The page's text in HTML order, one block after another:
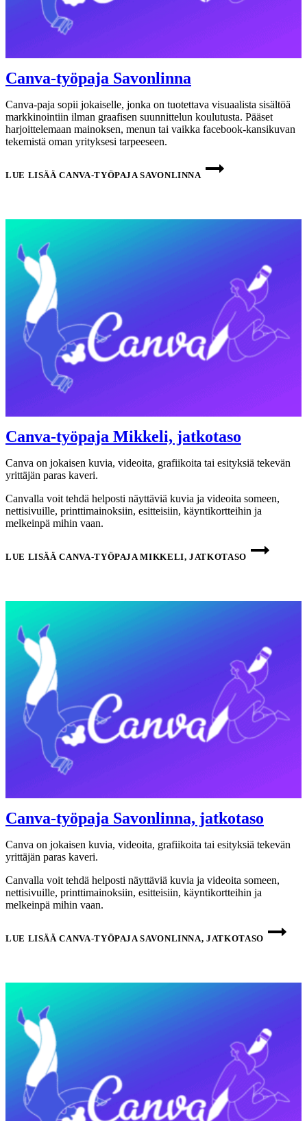
Canva-työpaja Savonlinna
Canva-paja sopii jokaiselle, jonka on tuotettava visuaalista sisältöä
markkinointiin ilman graafisen suunnittelun koulutusta. Pääset
harjoittelemaan mainoksen, menun tai vaikka facebook-kansikuvan
tekemistä oman yrityksesi tarpeeseen.
LUE LISÄÄCANVA-TYÖPAJA SAVONLINNA
Canva-työpaja Mikkeli, jatkotaso
Canva on jokaisen kuvia, videoita, grafiikoita tai esityksiä tekevän
yrittäjän paras kaveri.
Canvalla voit tehdä helposti näyttäviä kuvia ja videoita someen,
nettisivuille, printtimainoksiin, esitteisiin, käyntikortteihin ja
melkeinpä mihin vaan.
LUE LISÄÄCANVA-TYÖPAJA MIKKELI, JATKOTASO
Canva-työpaja Savonlinna, jatkotaso
Canva on jokaisen kuvia, videoita, grafiikoita tai esityksiä tekevän
yrittäjän paras kaveri.
Canvalla voit tehdä helposti näyttäviä kuvia ja videoita someen,
nettisivuille, printtimainoksiin, esitteisiin, käyntikortteihin ja
melkeinpä mihin vaan.
LUE LISÄÄCANVA-TYÖPAJA SAVONLINNA, JATKOTASO